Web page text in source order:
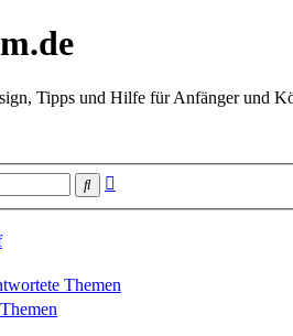
Tipps und Hilfe für Anfänger und
Suche
Themen